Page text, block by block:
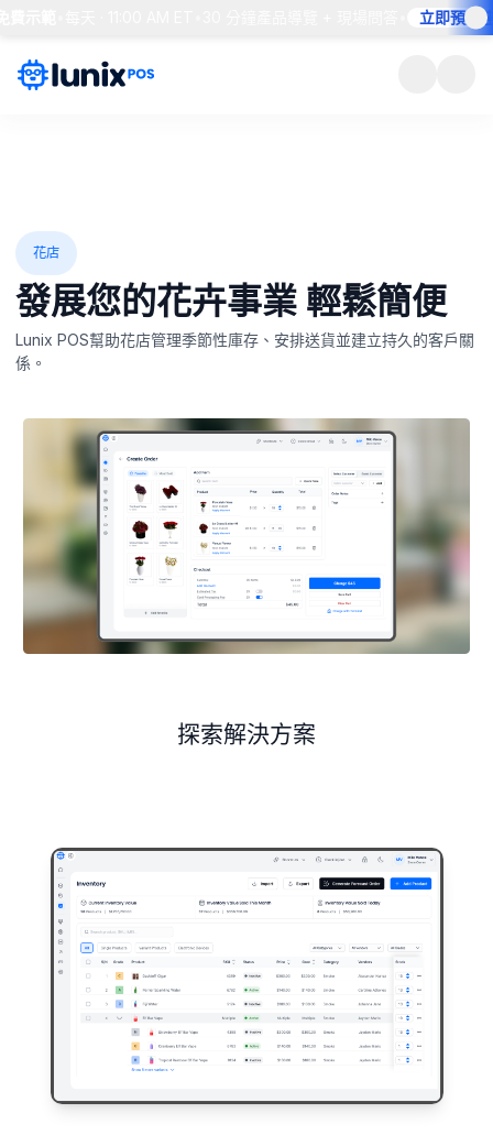
立即預約座位
花店
發展您的花卉事業 輕鬆簡便
Lunix POS幫助花店管理季節性庫存、安排送貨並建立持久的客戶關
係。
探索解決方案